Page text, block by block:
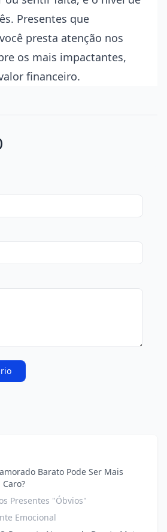
Presentes que
presta atenção nos
os mais impactantes,
financeiro.
Barato Pode Ser Mais
Presentes "Óbvios"
Emocional